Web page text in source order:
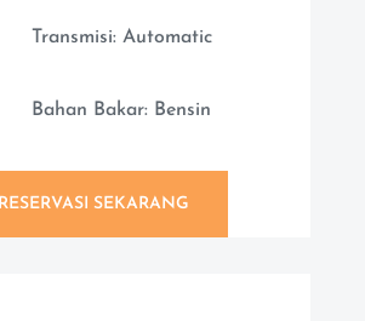
Transmisi: Automatic
Bahan Bakar: Bensin
RESERVASI SEKARANG